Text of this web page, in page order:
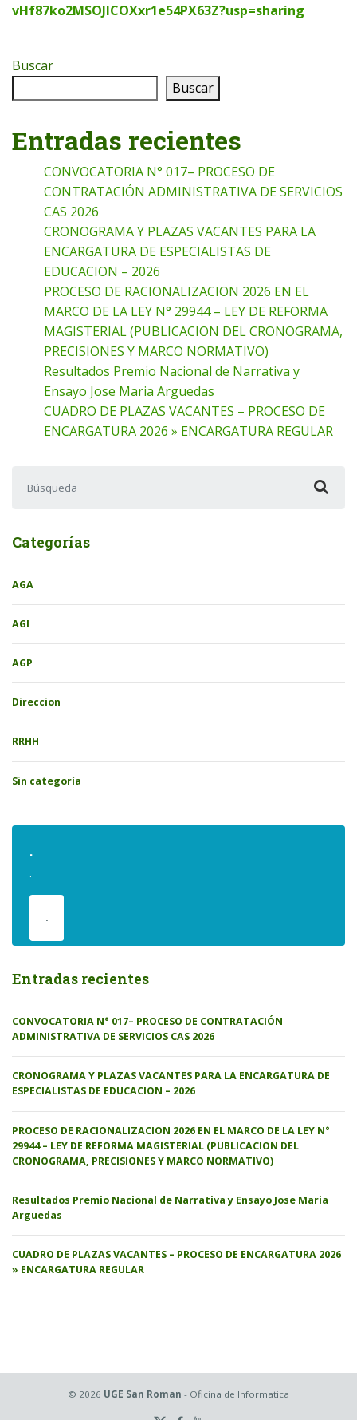
vHf87ko2MSOJlCOXxr1e54PX63Z?usp=sharing
Buscar
Buscar
Entradas recientes
CONVOCATORIA N° 017– PROCESO DE
CONTRATACIÓN ADMINISTRATIVA DE SERVICIOS
CAS 2026
CRONOGRAMA Y PLAZAS VACANTES PARA LA
ENCARGATURA DE ESPECIALISTAS DE
EDUCACION – 2026
PROCESO DE RACIONALIZACION 2026 EN EL
MARCO DE LA LEY N° 29944 – LEY DE REFORMA
MAGISTERIAL (PUBLICACION DEL CRONOGRAMA,
PRECISIONES Y MARCO NORMATIVO)
Resultados Premio Nacional de Narrativa y
Ensayo Jose Maria Arguedas
CUADRO DE PLAZAS VACANTES – PROCESO DE
ENCARGATURA 2026 » ENCARGATURA REGULAR
Categorías
AGA
AGI
AGP
Direccion
RRHH
Sin categoría
.
.
.
Entradas recientes
CONVOCATORIA N° 017– PROCESO DE CONTRATACIÓN
ADMINISTRATIVA DE SERVICIOS CAS 2026
CRONOGRAMA Y PLAZAS VACANTES PARA LA ENCARGATURA DE
ESPECIALISTAS DE EDUCACION – 2026
PROCESO DE RACIONALIZACION 2026 EN EL MARCO DE LA LEY N°
29944 – LEY DE REFORMA MAGISTERIAL (PUBLICACION DEL
CRONOGRAMA, PRECISIONES Y MARCO NORMATIVO)
Resultados Premio Nacional de Narrativa y Ensayo Jose Maria
Arguedas
CUADRO DE PLAZAS VACANTES – PROCESO DE ENCARGATURA 2026
» ENCARGATURA REGULAR
© 2026 UGE San Roman - Oficina de Informatica